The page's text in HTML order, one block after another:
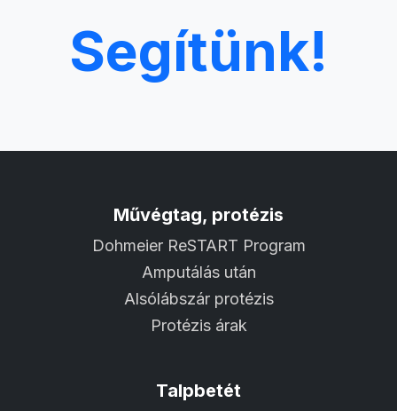
Segítünk!
Művégtag, protézis
Dohmeier ReSTART Program
Amputálás után
Alsólábszár protézis
Protézis árak
Talpbetét